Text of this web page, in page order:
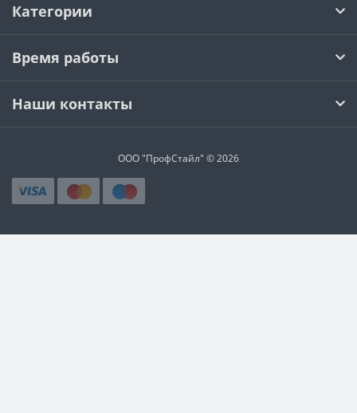
Категории
Время работы
Наши контакты
ООО "ПрофСтайл" © 2026